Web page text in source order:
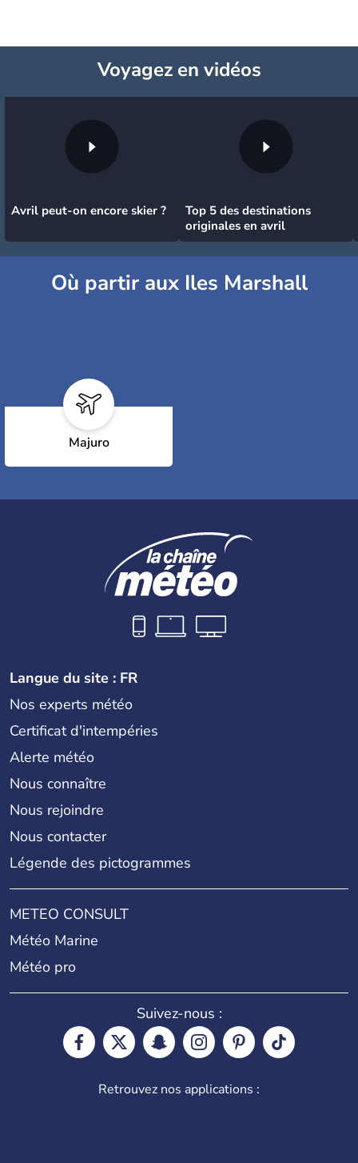
Voyagezen vidéos
Avril peut-on encore skier ?
Top 5 des destinations
originales en avril
Où partir aux Iles Marshall
Majuro
Langue du site : FR
Nos experts météo
Certificat d'intempéries
Alerte météo
Nous connaître
Nous rejoindre
Nous contacter
Légende des pictogrammes
METEO CONSULT
Météo Marine
Météo pro
Suivez-nous :
Retrouvez nos applications :